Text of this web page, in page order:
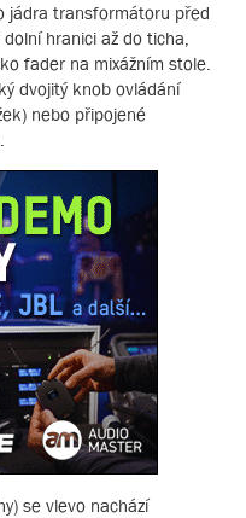
jádra transformátoru před
hranici až do ticha,
fader na mixážním stole.
dvojitý knob ovládání
nebo připojené
se vlevo nachází